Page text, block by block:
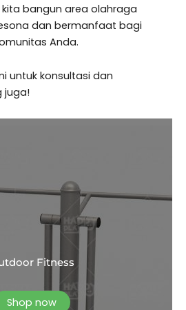
bangun area olahraga
dan bermanfaat bagi
Anda.
untuk konsultasi dan
juga!
Fitness
Shop now